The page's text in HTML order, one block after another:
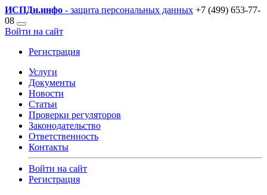
ИСПДн.инфо - защита персональных данных +7 (499) 653-77-
08
Войти на сайт
Регистрация
Услуги
Документы
Новости
Статьи
Проверки регуляторов
Законодательство
Ответственность
Контакты
Войти на сайт
Регистрация